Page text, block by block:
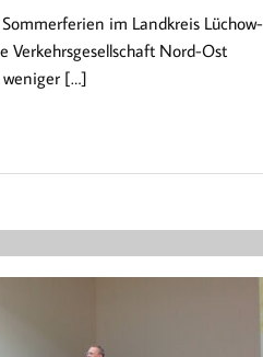
im Landkreis Lüchow-
Verkehrsgesellschaft Nord-Ost
weniger […]